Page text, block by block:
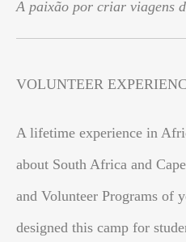
A paixão por criar viagens
VOLUNTEER
A lifetime experience in
about South Africa and
and Volunteer Programs of
designed this camp for